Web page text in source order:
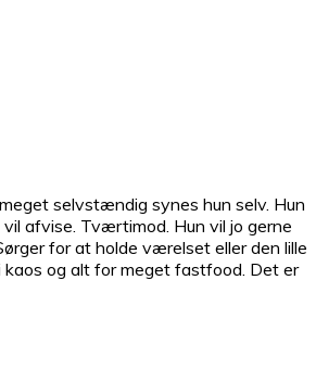
selvstændig synes hun selv. Hun
afvise. Tværtimod. Hun vil jo gerne
for at holde værelset eller den lille
kaos og alt for meget fastfood. Det er